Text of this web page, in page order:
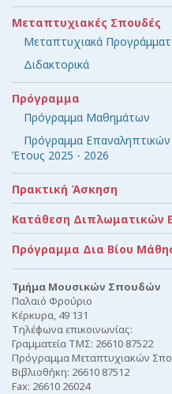
Μεταπτυχιακές Σπουδές
Μεταπτυχιακά
Διδακτορικά
Πρόγραμμα
Πρόγραμμα Μαθημάτων
Πρόγραμμα
Έτους 2025 - 2026
Πρακτική Άσκηση
Κατάθεση Διπλωματικών
Πρόγραμμα Δια Βίου
Τμήμα Μουσικών Σπουδών
Παλαιό Φρούριο
Κέρκυρα, 49 131
Τηλέφωνα επικοινωνίας:
Γραμματεία ΤΜΣ: 26610 87522
Πρόγραμμα Μεταπτυχιακών
Βιβλιοθήκη: 26610 87512
Fax: 26610 26024